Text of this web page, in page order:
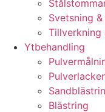
Svetsning
Tillverkning
Ytbehandling
Blästring